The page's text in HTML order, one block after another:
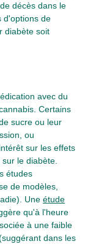
décès dans le
d'options de
diabète soit
avec du
Certains
sucre ou leur
ou
sur les effets
le diabète.
études
de modèles,
Une étude
qu'à l'heure
à une faible
dans les